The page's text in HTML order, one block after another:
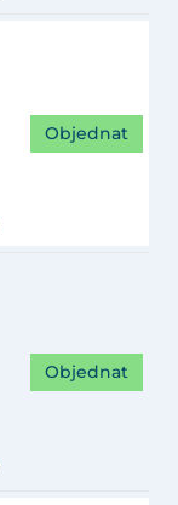
Objednat
Objednat